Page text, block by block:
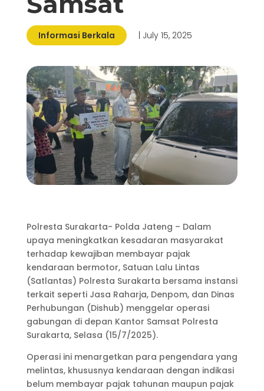
Informasi Berkala | July 15, 2025
Polresta Surakarta- Polda Jateng – Dalam
upaya meningkatkan kesadaran masyarakat
terhadap kewajiban membayar pajak
kendaraan bermotor, Satuan Lalu Lintas
(Satlantas) Polresta Surakarta bersama instansi
terkait seperti Jasa Raharja, Denpom, dan Dinas
Perhubungan (Dishub) menggelar operasi
gabungan di depan Kantor Samsat Polresta
Surakarta, Selasa (15/7/2025).
Operasi ini menargetkan para pengendara yang
melintas, khususnya kendaraan dengan indikasi
belum membayar pajak tahunan maupun pajak